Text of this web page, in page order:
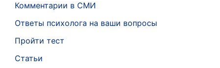
Комментарии в СМИ
Ответы психолога на ваши вопросы
Пройти тест
Статьи